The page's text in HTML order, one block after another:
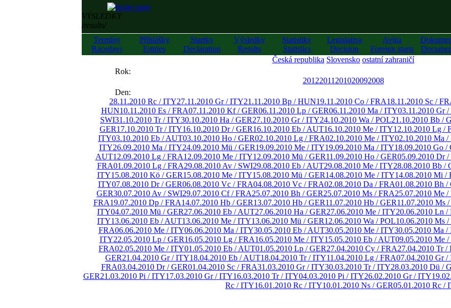
VÝSLEDKY
/results/
Termíny
Racedays
Přihlášky
Entries
Startky
Declaration
Výsledky
Results
Statistiky
Statistics
Legislativa
Decision
Avíza
Foreign starts
Česká republika Slovensko ostatní zahraničí
Rok:
20122011 201020092008
Den:
28.11.2010 Rc / ITY27.11.2010 Gr / ITY21.11.2010 Bp / HUN19.11.2010 Co / FRA18.11.2010 Sc /
HUN10.11.2010 Es / FRA07.11.2010 Kf / GER06.11.2010 Lp / GER06.11.2010 Ma / ITY03.11.2010 Gr
SWI31.10.2010 Tr / ITY30.10.2010 Ha / GER27.10.2010 Gr / ITY24.10.2010 Wa / POL21.10.2010 Bb /
GER17.10.2010 Tr / ITY16.10.2010 Dr / GER16.10.2010 Eb / AUT16.10.2010 Me / ITY12.10.2010 Lg /
ITY03.10.2010 Eb / AUT03.10.2010 Ho / GER02.10.2010 Lg / FRA02.10.2010 Me / ITY02.10.2010 Ma
ITY26.09.2010 Ma / ITY24.09.2010 Mü / GER19.09.2010 Me / ITY19.09.2010 Ma / ITY18.09.2010 Go /
AUT12.09.2010 Lg / FRA12.09.2010 Me / ITY12.09.2010 Mü / GER11.09.2010 Ho / GER05.09.2010 Dr /
FRA01.09.2010 Lg / FRA29.08.2010 Av / SWI29.08.2010 Eb / AUT29.08.2010 Me / ITY28.08.2010 Bb /
ITY15.08.2010 Kö / GER15.08.2010 Me / ITY15.08.2010 Mü / GER14.08.2010 Me / ITY14.08.2010 Mi /
ITY07.08.2010 Dr / GER06.08.2010 Vc / FRA04.08.2010 Vc / FRA02.08.2010 Da / FRA01.08.2010 Bh /
GER30.07.2010 Av / SWI29.07.2010 Cf / FRA25.07.2010 Bh / GER25.07.2010 Ms / FRA25.07.2010 Me
FRA19.07.2010 Dp / FRA14.07.2010 Hb / GER13.07.2010 Hb / GER11.07.2010 Hb / GER11.07.2010 Ms
ITY04.07.2010 Mü / GER27.06.2010 Eb / AUT27.06.2010 Ha / GER27.06.2010 Me / ITY20.06.2010 Ln /
ITY13.06.2010 Eb / AUT13.06.2010 Me / ITY13.06.2010 Mü / GER12.06.2010 Wa / POL10.06.2010 Ms
FRA06.06.2010 Me / ITY06.06.2010 Ma / ITY30.05.2010 Eb / AUT30.05.2010 Me / ITY30.05.2010 Ma /
ITY22.05.2010 Lp / GER16.05.2010 Lg / FRA16.05.2010 Me / ITY15.05.2010 Eb / AUT09.05.2010 Me
FRA02.05.2010 Me / ITY01.05.2010 Eb / AUT01.05.2010 Lp / GER27.04.2010 Cy / FRA27.04.2010 Tr /
GER21.04.2010 Gr / ITY18.04.2010 Eb / AUT18.04.2010 Tr / ITY11.04.2010 Lg / FRA07.04.2010 Gr /
FRA03.04.2010 Dr / GER01.04.2010 Sc / FRA31.03.2010 Gr / ITY30.03.2010 Tr / ITY28.03.2010 Dü /
GER21.03.2010 Pi / ITY17.03.2010 Gr / ITY16.03.2010 Tr / ITY04.03.2010 Pi / ITY26.02.2010 Gr / ITY
Rc / ITY16.01.2010 Rc / ITY10.01.2010 Ns / GER05.01.2010 Rc /